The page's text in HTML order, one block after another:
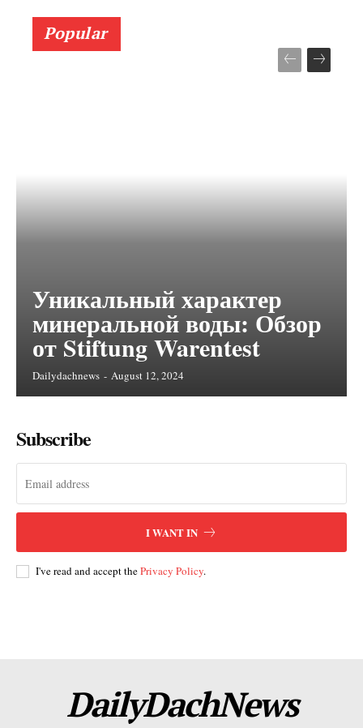
Popular
Уникальный характер
минеральной воды: Обзор
от Stiftung Warentest
Dailydachnews - August 12, 2024
Subscribe
I WANT IN
I've read and accept thePrivacy Policy.
DailyDachNews